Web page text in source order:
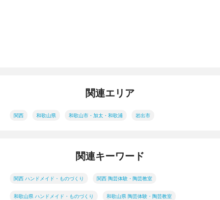
関連エリア
関西 和歌山県 和歌山市・加太・和歌浦 岩出市
関連キーワード
関西 ハンドメイド・ものづくり 関西 陶芸体験・陶芸教室
和歌山県 ハンドメイド・ものづくり 和歌山県 陶芸体験・陶芸教室